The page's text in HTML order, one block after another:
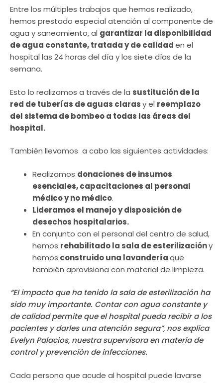
Entre los múltiples trabajos que hemos realizado,
hemos prestado especial atención al componente de
agua y saneamiento, al garantizar la disponibilidad
de agua constante, tratada y de calidaden el
hospital las 24 horas del día y los siete días de la
semana.
Esto lo realizamos a través de la sustitución de la
red de tuberías de aguas clarasy el reemplazo
del sistema de bombeo a todas las áreas del
hospital.
También llevamos a cabo las siguientes actividades:
Realizamos donaciones de insumos
esenciales, capacitaciones al personal
médico y no médico.
Lideramos el manejo y disposición de
desechos hospitalarios.
En conjunto con el personal del centro de salud,
hemos rehabilitado la sala de esterilizacióny
hemos construido una lavanderíaque
también aprovisiona con material de limpieza.
“El impacto que ha tenido la sala de esterilización ha
sido muy importante. Contar con agua constante y
de calidad permite que el hospital pueda recibir a los
pacientes y darles una atención segura”, nos explica
Evelyn Palacios, nuestra supervisora en materia de
control y prevención de infecciones.
Cada persona que acude al hospital puede lavarse